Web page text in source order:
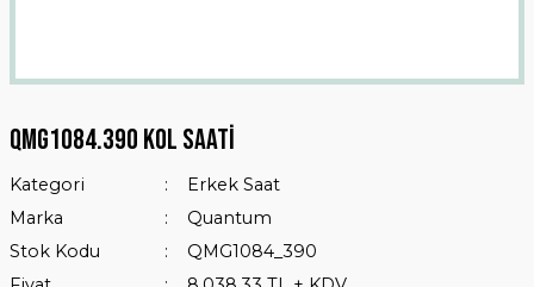
Qmg1084.390 Kol Saati
Kategori
Erkek Saat
Marka
Quantum
Stok Kodu
QMG1084_390